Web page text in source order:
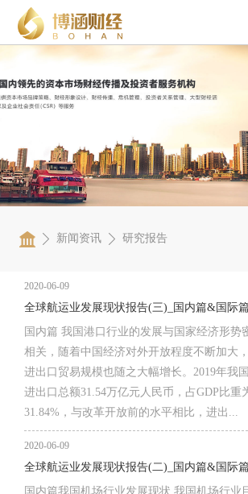
新闻资讯 研究报告
2020-06-09
全球航运业发展现状报告(三)_国内篇&国际
国内篇 我国港口行业的发展与国家经济形势
相关，随着中国经济对外开放程度不断加大
进出口贸易规模也随之大幅增长。2019年我
进出口总额31.54万亿元人民币，占GDP比重
31.84%，与改革开放前的水平相比，进出...
2020-06-09
全球航运业发展现状报告(二)_国内篇&国际
国内篇我国机场行业发展现状 我国机场行业